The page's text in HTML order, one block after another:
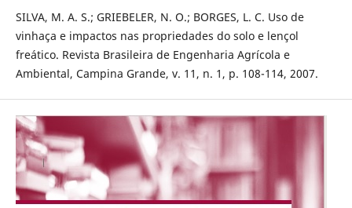
SILVA, M. A. S.; GRIEBELER, N. O.; BORGES, L. C. Uso de
vinhaça e impactos nas propriedades do solo e lençol
freático. Revista Brasileira de Engenharia Agrícola e
Ambiental, Campina Grande, v. 11, n. 1, p. 108-114, 2007.